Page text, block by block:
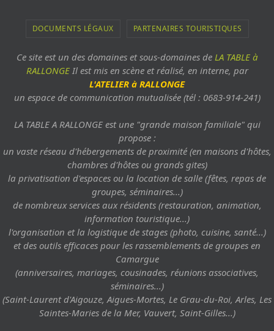
DOCUMENTS LÉGAUX PARTENAIRES TOURISTIQUES
Ce site est un des domaines et sous-domaines de LA TABLE à
RALLONGEIl est mis en scène et réalisé, en interne, par
L'ATELIER à RALLONGE
un espace de communication mutualisée (tél : 0683-914-241)
LA TABLE A RALLONGE est une "grande maison familiale" qui
propose :
un vaste réseau d'hébergements de proximité (en maisons d'hôtes,
chambres d'hôtes ou grands gites)
la privatisation d'espaces ou la location de salle (fêtes, repas de
groupes, séminaires...)
de nombreux services aux résidents (restauration, animation,
information touristique...)
l'organisation et la logistique de stages (photo, cuisine, santé...)
et des outils efficaces pour les rassemblements de groupes en
Camargue
(anniversaires, mariages, cousinades, réunions associatives,
séminaires...)
(Saint-Laurent d'Aigouze, Aigues-Mortes, Le Grau-du-Roi, Arles, Les
Saintes-Maries de la Mer, Vauvert, Saint-Gilles...)